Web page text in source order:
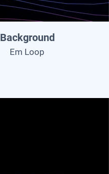
Background
Em Loop